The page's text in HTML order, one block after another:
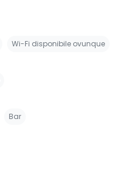
Wi-Fi disponibile ovunque
Bar